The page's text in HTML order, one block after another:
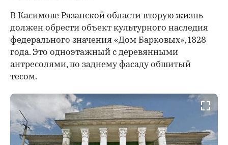
В Касимове Рязанской области вторую жизнь
должен обрести объект культурного наследия
федерального значения «Дом Барковых», 1828
года. Это одноэтажный с деревянными
антресолями, по заднему фасаду обшитый
тесом.